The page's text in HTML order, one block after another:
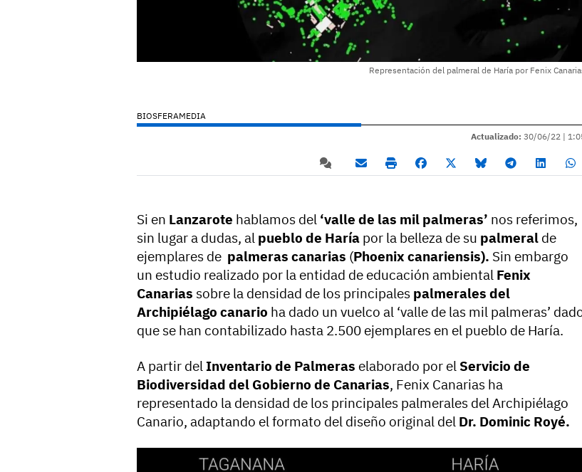
Representación del palmeral de Haría por Fenix
BIOSFERAMEDIA
Actualizado: 30/06/22 |
Si en Lanzarote hablamos del ‘valle de las mil palmeras’ nos referimos,
sin lugar a dudas, al pueblo de Haría por la belleza de su palmeral de
ejemplares de palmeras canarias (Phoenix canariensis). Sin embargo
un estudio realizado por la entidad de educación ambiental Fenix
Canarias sobre la densidad de los principales palmerales del
Archipiélago canario ha dado un vuelco al ‘valle de las mil palmeras’
que se han contabilizado hasta 2.500 ejemplares en el pueblo de Haría.
A partir del Inventario de Palmeras elaborado por el Servicio de
Biodiversidad del Gobierno de Canarias, Fenix Canarias ha
representado la densidad de los principales palmerales del Archipiélago
Canario, adaptando el formato del diseño original del Dr. Dominic Royé.